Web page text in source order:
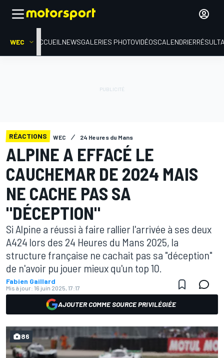
WEC ACCUEIL NEWSGALERIES PHOTOVIDÉOSCALENDRIER
RÉACTIONS WEC 24 Heures du Mans
ALPINE A EFFACÉ LE
CAUCHEMAR DE 2024 MAIS
NE CACHE PAS SA
"DÉCEPTION"
Si Alpine a réussi à faire rallier l'arrivée à ses deux
A424 lors des 24 Heures du Mans 2025, la
structure française ne cachait pas sa "déception"
de n'avoir pu jouer mieux qu'un top 10.
Fabien Gaillard
Mis à jour: 16 juin 2025, 17:17
AJOUTER COMME SOURCE PRIVILÉGIÉE
86